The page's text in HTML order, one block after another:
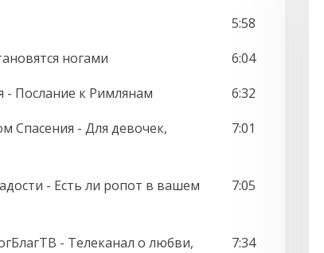
5:58
ногами
6:04
- Послание к Римлянам
6:32
Спасения - Для девочек,
7:01
- Есть ли ропот в вашем
7:05
- Телеканал о любви,
7:34